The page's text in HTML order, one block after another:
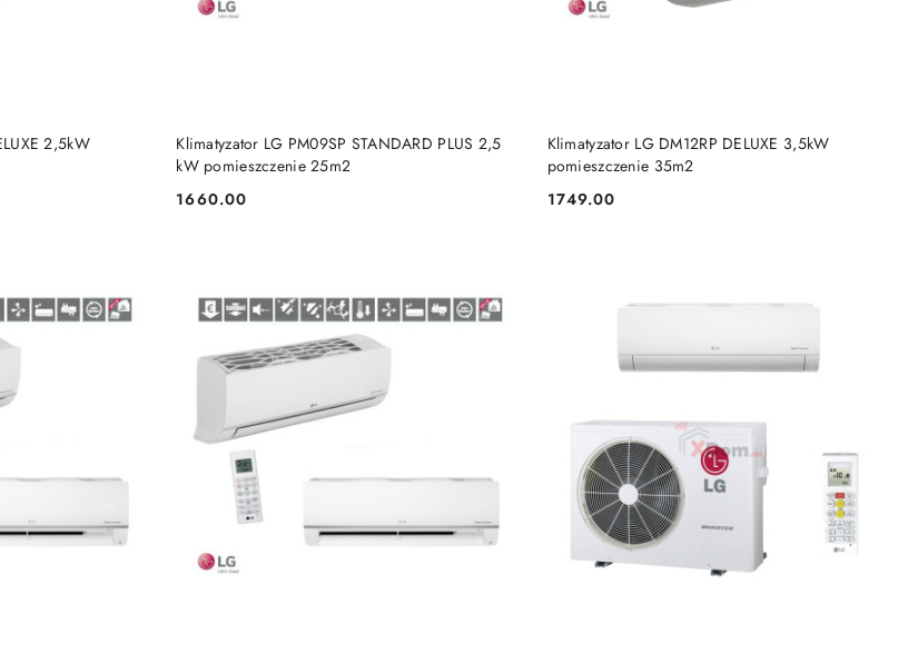
2,5kW
Klimatyzator LG PM09SP STANDARD PLUS 2,5
kW pomieszczenie 25m2
Cena:
1660.00
Klimatyzator LG DM12RP DELUXE 3,5kW
pomieszczenie 35m2
Cena:
1749.00